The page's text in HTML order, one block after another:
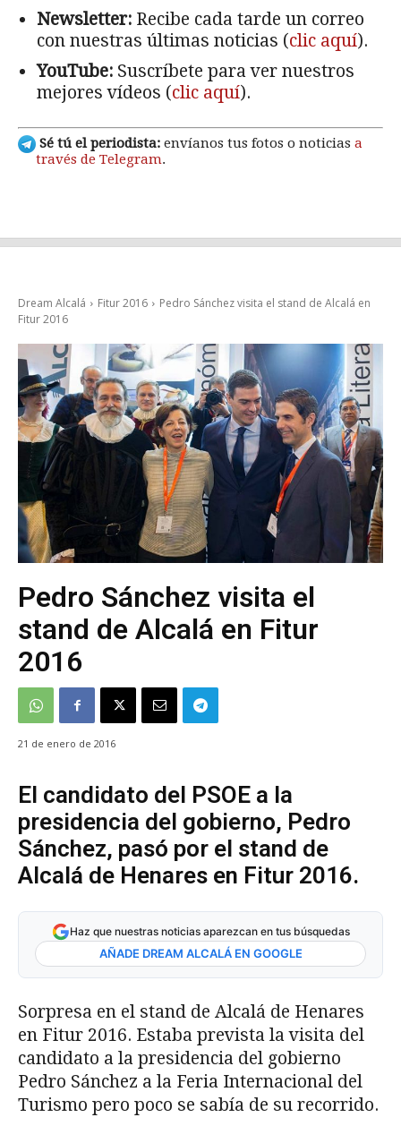
Newsletter: Recibe cada tarde un correo
con nuestras últimas noticias (clic aquí).
YouTube: Suscríbete para ver nuestros
mejores vídeos (clic aquí).
Sé tú el periodista: envíanos tus fotos o noticias a
través de Telegram.